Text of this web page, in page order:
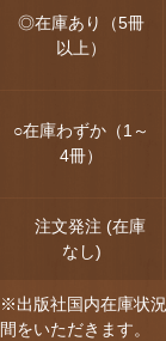
◎在庫あり（5冊
以上）
○在庫わずか（1～
4冊）
注文発注 (在庫
なし)
※出版社国内在庫状
間をいただきます。